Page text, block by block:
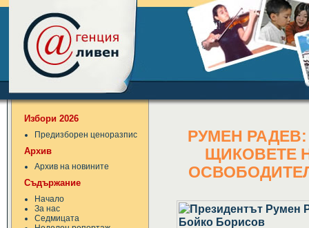
Избори 2026
Предизборен ценоразпис
Архив
Архив на новините
Съдържание
Начало
За нас
Седмицата
РУМЕН
ЩИКОВЕТЕ